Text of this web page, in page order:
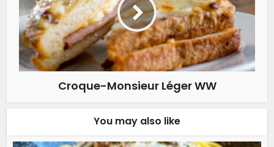
Croque-Monsieur Léger WW
You may also like